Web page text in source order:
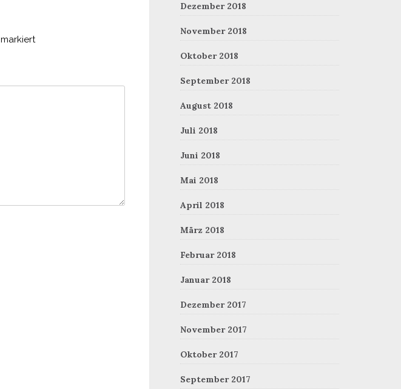
markiert
Dezember 2018
November 2018
Oktober 2018
September 2018
August 2018
Juli 2018
Juni 2018
Mai 2018
April 2018
März 2018
Februar 2018
Januar 2018
Dezember 2017
November 2017
Oktober 2017
September 2017